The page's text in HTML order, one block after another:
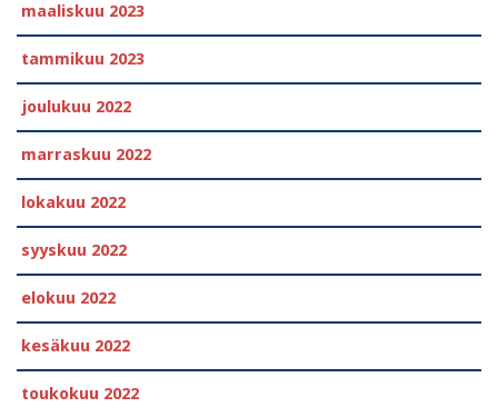
maaliskuu 2023
tammikuu 2023
joulukuu 2022
marraskuu 2022
lokakuu 2022
syyskuu 2022
elokuu 2022
kesäkuu 2022
toukokuu 2022